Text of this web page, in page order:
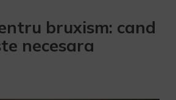
bruxism: cand
necesara